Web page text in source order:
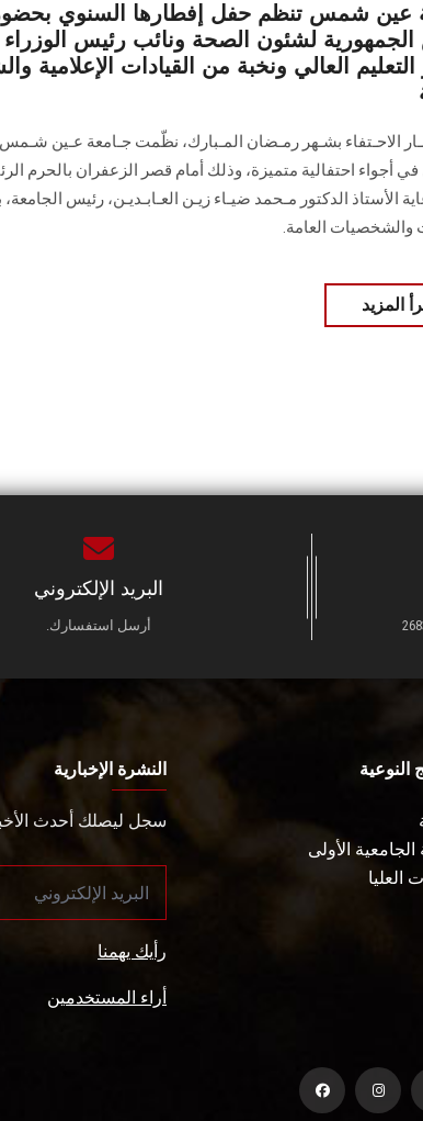
عين شمس تنظم حفل إفطارها السنوي
لشئون الصحة ونائب رئيس
التعليم العالي ونخبة من القيادات الإعلامية
الاحـتفاء بشـهر رمـضان المـبارك، نظّمت جـامعة عـين
أجواء احتفالية متميزة، وذلك أمام قصر الزعفران بالحرم
الأستاذ الدكتور مـحمد ضيـاء زيـن العـابـديـن، رئيس
والشخصيات العامة.
المزيد
البريد الإلكتروني
أرسل استفسارك.
النوعية
الأولى
العليا
النشرة الإخبارية
سجل ليصلك أحدث
رأيك يهمنا
أراء المستخدمين